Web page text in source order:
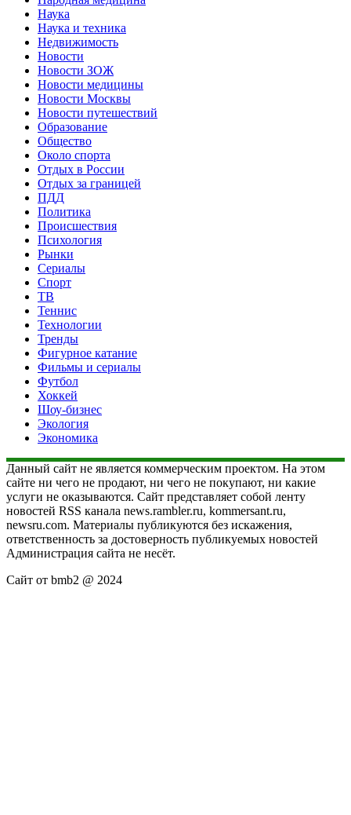
Наука
Наука и техника
Недвижимость
Новости
Новости ЗОЖ
Новости медицины
Новости Москвы
Новости путешествий
Образование
Общество
Около спорта
Отдых в России
Отдых за границей
ПДД
Политика
Происшествия
Психология
Рынки
Сериалы
Спорт
ТВ
Теннис
Технологии
Тренды
Фигурное катание
Фильмы и сериалы
Футбол
Хоккей
Шоу-бизнес
Экология
Экономика
Данный сайт не является коммерческим проектом. На этом
сайте ни чего не продают, ни чего не покупают, ни какие
услуги не оказываются. Сайт представляет собой ленту
новостей RSS канала news.rambler.ru, kommersant.ru,
newsru.com. Материалы публикуются без искажения,
ответственность за достоверность публикуемых новостей
Администрация сайта не несёт.
Сайт от bmb2 @ 2024